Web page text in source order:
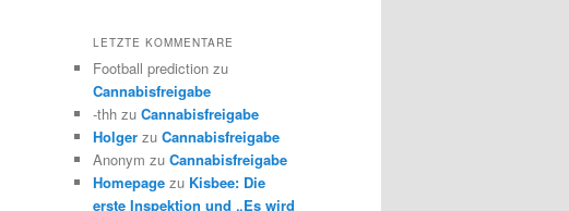
LETZTE KOMMENTARE
Football prediction zu
Cannabisfreigabe
-thh zu Cannabisfreigabe
Holger zu Cannabisfreigabe
Anonym zu Cannabisfreigabe
Homepage zu Kisbee: Die
erste Inspektion und „Es wird